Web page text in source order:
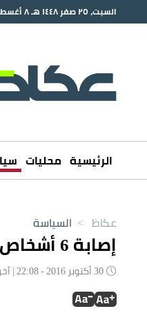
السبت، ٢٥ صفر ١٤٤٨ هـ ٨ أغسطس ٢٠٢٦ م
الرئيسية محليات
عكاظ > السياسة
إصابة 6 أشخاص بانفجار سيارة مفخخة شمال سيناء